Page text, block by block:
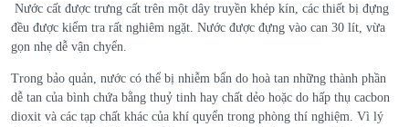
Nước cất được trưng cất trên một dây truyền khép kín, các thiết bị đựng
đều được kiểm tra rất nghiêm ngặt. Nước được đựng vào can 30 lít, vừa
gọn nhẹ dễ vận chyển.
Trong bảo quản, nước có thể bị nhiễm bẩn do hoà tan những thành phần
dễ tan của bình chứa bằng thuỷ tinh hay chất dẻo hoặc do hấp thụ cacbon
dioxit và các tạp chất khác của khí quyển trong phòng thí nghiệm. Vì lý